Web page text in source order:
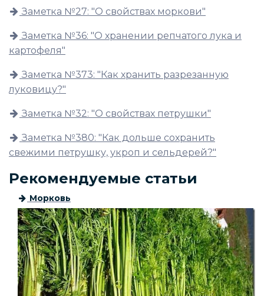
Заметка №27: "О свойствах моркови"
Заметка №36: "О хранении репчатого лука и
картофеля"
Заметка №373: "Как хранить разрезанную
луковицу?"
Заметка №32: "О свойствах петрушки"
Заметка №380: "Как дольше сохранить
свежими петрушку, укроп и сельдерей?"
Рекомендуемые статьи
Морковь